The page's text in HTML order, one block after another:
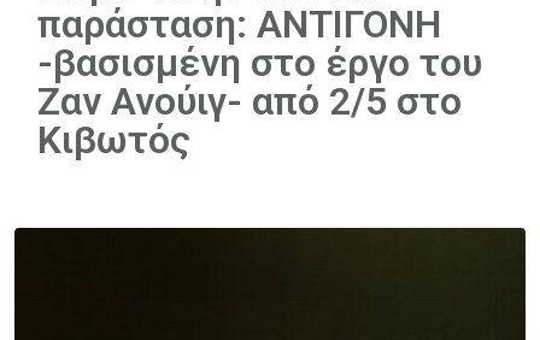
παράσταση: ΑΝΤΙΓΟΝΗ
-βασισμένη στο έργο του
Ζαν Ανούιγ- από 2/5 στο
Κιβωτός